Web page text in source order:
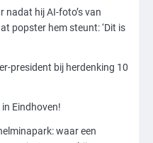
Rob Reiner en
nadat hij AI-foto’s van
popster hem steunt: ‘Dit is
president bij herdenking 10
Eindhoven!
waar een